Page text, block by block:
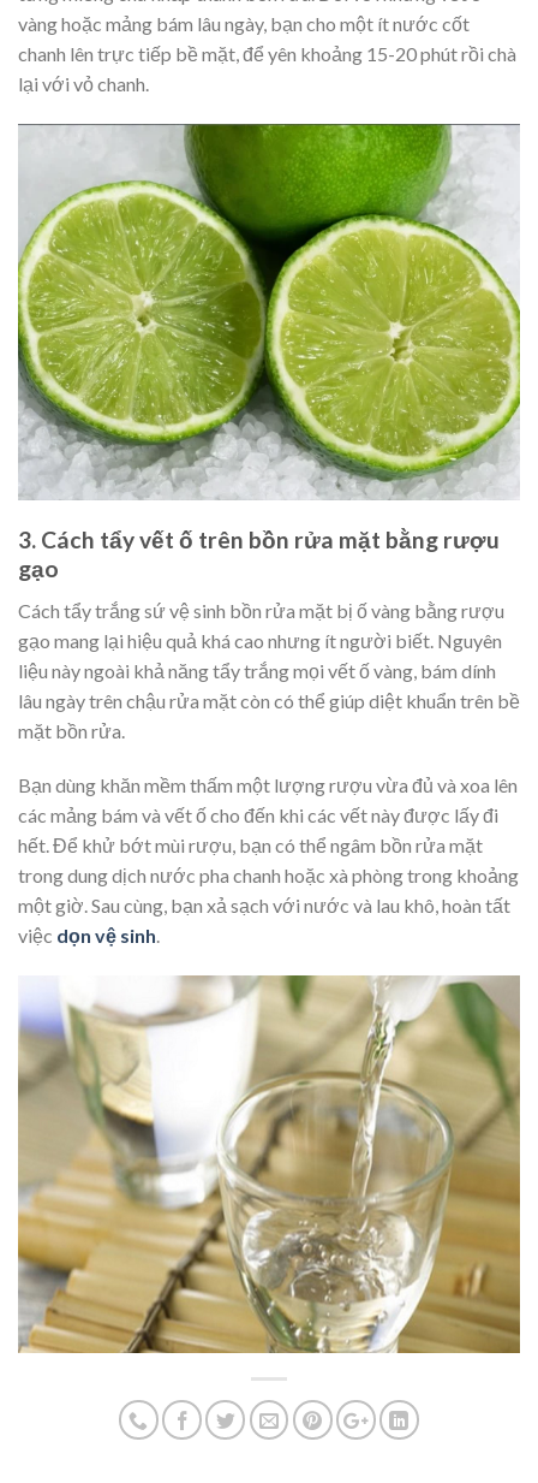
vàng hoặc mảng bám lâu ngày, bạn cho một ít nước cốt
chanh lên trực tiếp bề mặt, để yên khoảng 15-20 phút rồi chà
lại với vỏ chanh.
3. Cách tẩy vết ố trên bồn rửa mặt bằng rượu
gạo
Cách tẩy trắng sứ vệ sinh bồn rửa mặt bị ố vàng bằng rượu
gạo mang lại hiệu quả khá cao nhưng ít người biết. Nguyên
liệu này ngoài khả năng tẩy trắng mọi vết ố vàng, bám dính
lâu ngày trên chậu rửa mặt còn có thể giúp diệt khuẩn trên bề
mặt bồn rửa.
Bạn dùng khăn mềm thấm một lượng rượu vừa đủ và xoa lên
các mảng bám và vết ố cho đến khi các vết này được lấy đi
hết. Để khử bớt mùi rượu, bạn có thể ngâm bồn rửa mặt
trong dung dịch nước pha chanh hoặc xà phòng trong khoảng
một giờ. Sau cùng, bạn xả sạch với nước và lau khô, hoàn tất
việc dọn vệ sinh.